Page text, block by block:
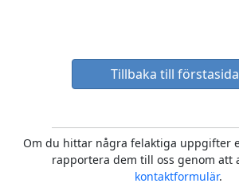
Tillbaka till
Om du hittar några felaktiga uppgifter
rapportera dem till oss genom att
kontaktformulär.